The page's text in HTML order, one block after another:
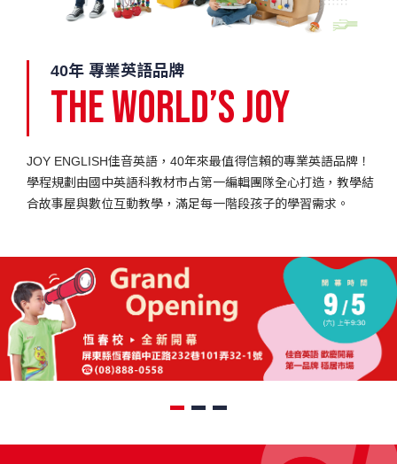
40年 專業英語品牌
The World’s Joy
JOY ENGLISH佳音英語，40年來最值得信賴的專業英語品牌！
學程規劃由國中英語科教材市占第一編輯團隊全心打造，教學結
合故事屋與數位互動教學，滿足每一階段孩子的學習需求。